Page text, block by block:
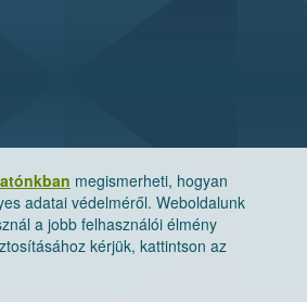
megismerheti, hogyan
adatai védelméről. Weboldalunk
a jobb felhasználói élmény
kérjük, kattintson az